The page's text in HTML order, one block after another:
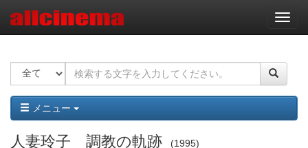
ナ
ビ
ー
ョ
ン
メニュー
人妻玲子 調教の軌跡 1995